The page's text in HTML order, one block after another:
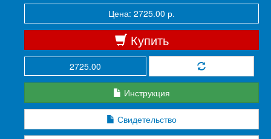
Цена: 2725.00 р.
Купить
Инструкция
Свидетельство